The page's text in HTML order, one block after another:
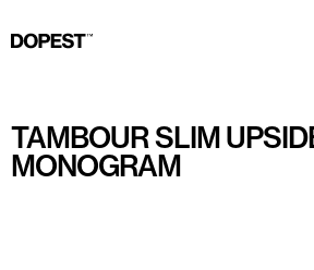
TAMBOUR SLIM
MONOGRAM